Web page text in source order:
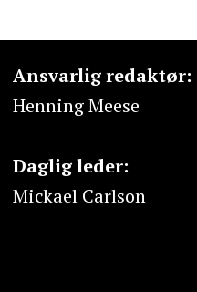
Ansvarlig redaktør:
Henning Meese
Daglig leder:
Mickael Carlson